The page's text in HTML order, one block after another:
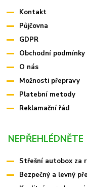
Kontakt
Půjčovna
GDPR
Obchodní podmínky
O nás
Možnosti přepravy
Platební metody
Reklamační řád
NEPŘEHLÉDNĚTE
Střešní autobox za
Bezpečný a levný